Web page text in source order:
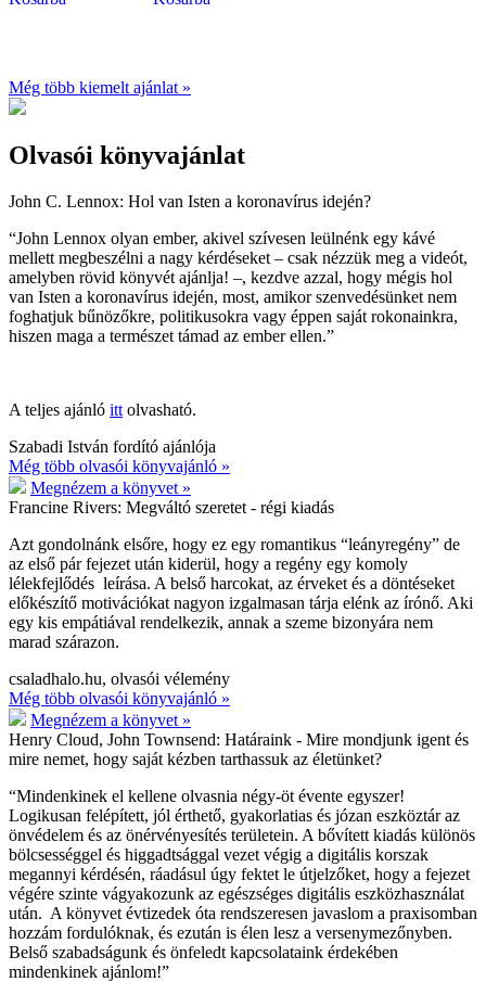
Még több kiemelt ajánlat »
Olvasói könyvajánlat
John C. Lennox: Hol van Isten a koronavírus idején?
“John Lennox olyan ember, akivel szívesen leülnénk egy kávé
mellett megbeszélni a nagy kérdéseket – csak nézzük meg a videót,
amelyben rövid könyvét ajánlja! –, kezdve azzal, hogy mégis hol
van Isten a koronavírus idején, most, amikor szenvedésünket nem
foghatjuk bűnözőkre, politikusokra vagy éppen saját rokonainkra,
hiszen maga a természet támad az ember ellen.”
A teljes ajánló itt olvasható.
Szabadi István fordító ajánlója
Még több olvasói könyvajánló »
Megnézem a könyvet »
Francine Rivers: Megváltó szeretet - régi kiadás
Azt gondolnánk elsőre, hogy ez egy romantikus “leányregény” de
az első pár fejezet után kiderül, hogy a regény egy komoly
lélekfejlődés leírása. A belső harcokat, az érveket és a döntéseket
előkészítő motivációkat nagyon izgalmasan tárja elénk az írónő. Aki
egy kis empátiával rendelkezik, annak a szeme bizonyára nem
marad szárazon.
csaladhalo.hu, olvasói vélemény
Még több olvasói könyvajánló »
Megnézem a könyvet »
Henry Cloud, John Townsend: Határaink - Mire mondjunk igent és
mire nemet, hogy saját kézben tarthassuk az életünket?
“Mindenkinek el kellene olvasnia négy-öt évente egyszer!
Logikusan felépített, jól érthető, gyakorlatias és józan eszköztár az
önvédelem és az önérvényesítés területein. A bővített kiadás különös
bölcsességgel és higgadtsággal vezet végig a digitális korszak
megannyi kérdésén, ráadásul úgy fektet le útjelzőket, hogy a fejezet
végére szinte vágyakozunk az egészséges digitális eszközhasználat
után. A könyvet évtizedek óta rendszeresen javaslom a praxisomban
hozzám fordulóknak, és ezután is élen lesz a versenymezőnyben.
Belső szabadságunk és önfeledt kapcsolataink érdekében
mindenkinek ajánlom!”